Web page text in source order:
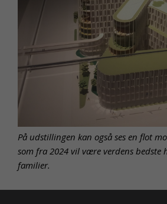
På udstillingen kan også ses en flot
som fra 2024 vil være verdens bedste
familier.